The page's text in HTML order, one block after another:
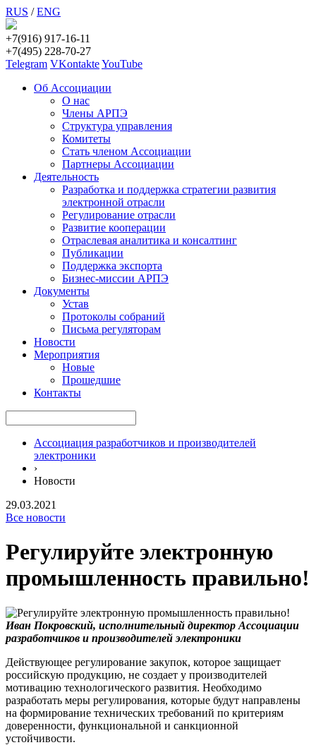
RUS /ENG
+7(916) 917-16-11
+7(495) 228-70-27
Telegram VKontakteYouTube
Об Ассоциации
О нас
Члены АРПЭ
Структура управления
Комитеты
Стать членом Ассоциации
Партнеры Ассоциации
Деятельность
Разработка и поддержка стратегии развития
электронной отрасли
Регулирование отрасли
Развитие кооперации
Отраслевая аналитика и консалтинг
Публикации
Поддержка экспорта
Бизнес-миссии АРПЭ
Документы
Устав
Протоколы собраний
Письма регуляторам
Новости
Мероприятия
Новые
Прошедшие
Контакты
Ассоциация разработчиков и производителей
электроники
›
Новости
29.03.2021
Все новости
Регулируйте электронную
промышленность правильно!
Иван Покровский, исполнительный директор Ассоциации
разработчиков и производителей электроники
Действующее регулирование закупок, которое защищает
российскую продукцию, не создает у производителей
мотивацию технологического развития. Необходимо
разработать меры регулирования, которые будут направлены
на формирование технических требований по критериям
доверенности, функциональной и санкционной
устойчивости.